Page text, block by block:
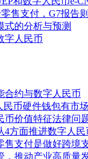
售支付，G7报告
式的分析与预测
字人民币
合约与数字人民币
币硬件钱包有市
币价值特征法律问
4方面推进数字人
售支付是做好跨境
，推动产业高质量